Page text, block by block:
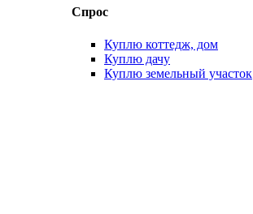
Спрос
Куплю коттедж, дом
Куплю дачу
Куплю земельный участок